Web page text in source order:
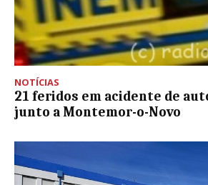
NOTÍCIAS
21 feridos em acidente de
junto a Montemor-o-Novo